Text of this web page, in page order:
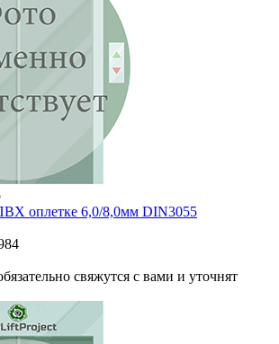
оплетке 6,0/8,0мм DIN3055
свяжутся с вами и уточнят